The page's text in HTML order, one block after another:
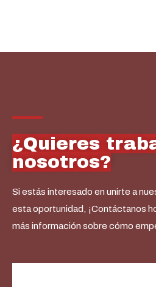
¿Quieres
nosotros?
Si estás interesado en unirte a
esta oportunidad, ¡Contáctanos
más información sobre cómo